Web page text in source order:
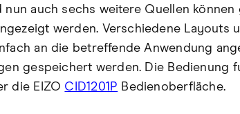
nun auch sechs weitere Quellen
werden. Verschiedene Layouts
an die betreffende Anwendung
gespeichert werden. Die Bedienung
die EIZO CID1201P Bedienoberfläche.